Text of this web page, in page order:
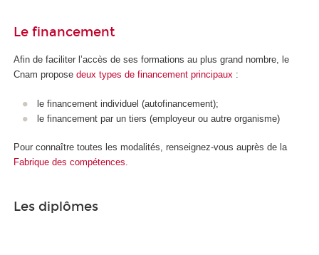
Le financement
Afin de faciliter l’accès de ses formations au plus grand nombre, le
Cnam propose deux types de financement principaux :
le financement individuel (autofinancement);
le financement par un tiers (employeur ou autre organisme)
Pour connaître toutes les modalités, renseignez-vous auprès de la
Fabrique des compétences.
Les diplômes